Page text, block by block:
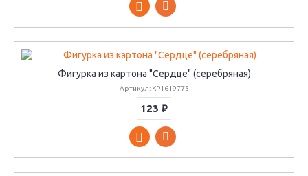
Фигурка из картона "Сердце" (серебряная)
Артикул: KP1619775
123 ₽